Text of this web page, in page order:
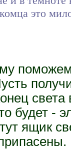
это
света
будет -
ящик